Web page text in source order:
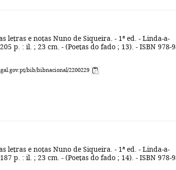
letras e notas Nuno de Siqueira. - 1ª ed. - Linda-a-
p. : il. ; 23 cm. - (Poetas do fado ; 13). - ISBN 978-
bib/bibnacional/2200229
letras e notas Nuno de Siqueira. - 1ª ed. - Linda-a-
p. : il. ; 23 cm. - (Poetas do fado ; 14). - ISBN 978-